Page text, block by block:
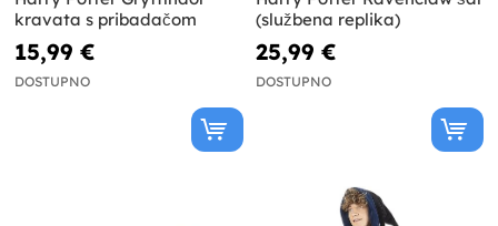
kravata s pribadačom
15,99 €
DOSTUPNO
(službena replika)
25,99 €
DOSTUPNO